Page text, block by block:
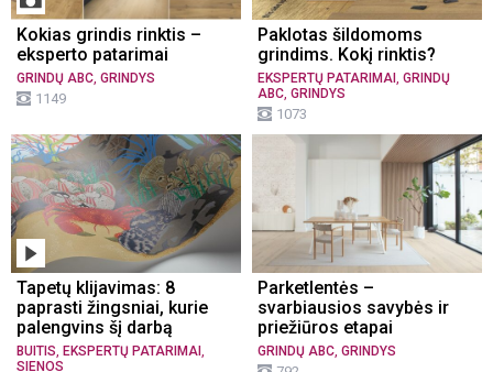
Kokias grindis rinktis –
eksperto patarimai
GRINDŲ ABC, GRINDYS
1149
Paklotas šildomoms
grindims. Kokį rinktis?
EKSPERTŲ PATARIMAI , GRINDŲ
ABC, GRINDYS
1073
Tapetų klijavimas: 8
paprasti žingsniai, kurie
palengvins šį darbą
BUITIS EKSPERTŲ PATARIMAI
SIENOS
Parketlentės –
svarbiausios savybės ir
priežiūros etapai
GRINDŲ ABC GRINDYS